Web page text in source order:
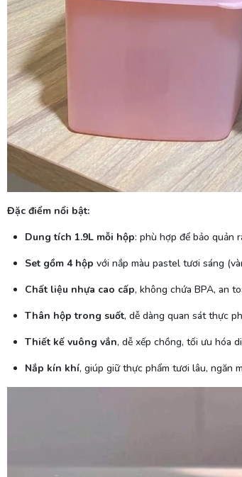
Đặc điểm nổi bật:
Dung tích 1.9L mỗi hộp: phù hợp để bảo quản
Set gồm 4 hộp với nắp màu pastel tươi sáng
Chất liệu nhựa cao cấp, không chứa BPA, an
Thân hộp trong suốt, dễ dàng quan sát thực
Thiết kế vuông vắn, dễ xếp chồng, tối ưu hóa
Nắp kín khí, giúp giữ thực phẩm tươi lâu, ngăn